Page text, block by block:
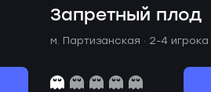
Запретный плод
м. Партизанская · 2-4 игрока